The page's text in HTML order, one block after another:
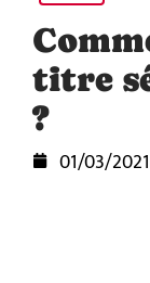
titre
?
01/03/2021